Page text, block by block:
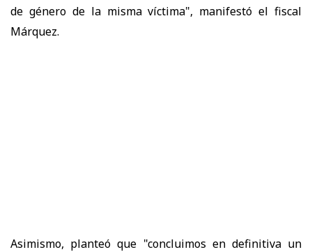
de género de la misma víctima", manifestó el fiscal
Márquez.
Asimismo, planteó que "concluimos en definitiva un